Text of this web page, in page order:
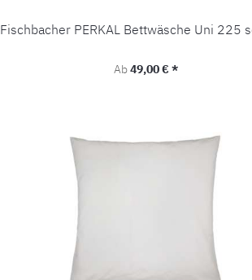
Fischbacher PERKAL Bettwäsche Uni 225
Regulärer Preis:
Ab49,00 € *